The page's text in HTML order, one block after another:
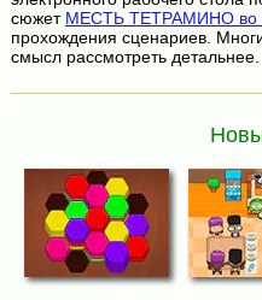
сюжет МЕСТЬ ТЕТРАМИНО во
прохождения сценариев.
смысл рассмотреть детальнее.